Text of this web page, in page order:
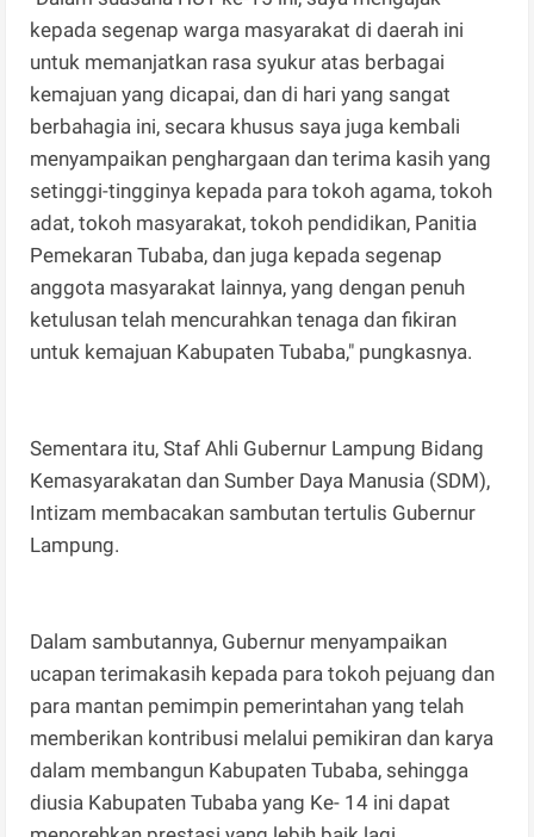
kepada segenap warga masyarakat di daerah ini
untuk memanjatkan rasa syukur atas berbagai
kemajuan yang dicapai, dan di hari yang sangat
berbahagia ini, secara khusus saya juga kembali
menyampaikan penghargaan dan terima kasih yang
setinggi-tingginya kepada para tokoh agama, tokoh
adat, tokoh masyarakat, tokoh pendidikan, Panitia
Pemekaran Tubaba, dan juga kepada segenap
anggota masyarakat lainnya, yang dengan penuh
ketulusan telah mencurahkan tenaga dan fikiran
untuk kemajuan Kabupaten Tubaba," pungkasnya.
Sementara itu, Staf Ahli Gubernur Lampung Bidang
Kemasyarakatan dan Sumber Daya Manusia (SDM),
Intizam membacakan sambutan tertulis Gubernur
Lampung.
Dalam sambutannya, Gubernur menyampaikan
ucapan terimakasih kepada para tokoh pejuang dan
para mantan pemimpin pemerintahan yang telah
memberikan kontribusi melalui pemikiran dan karya
dalam membangun Kabupaten Tubaba, sehingga
diusia Kabupaten Tubaba yang Ke- 14 ini dapat